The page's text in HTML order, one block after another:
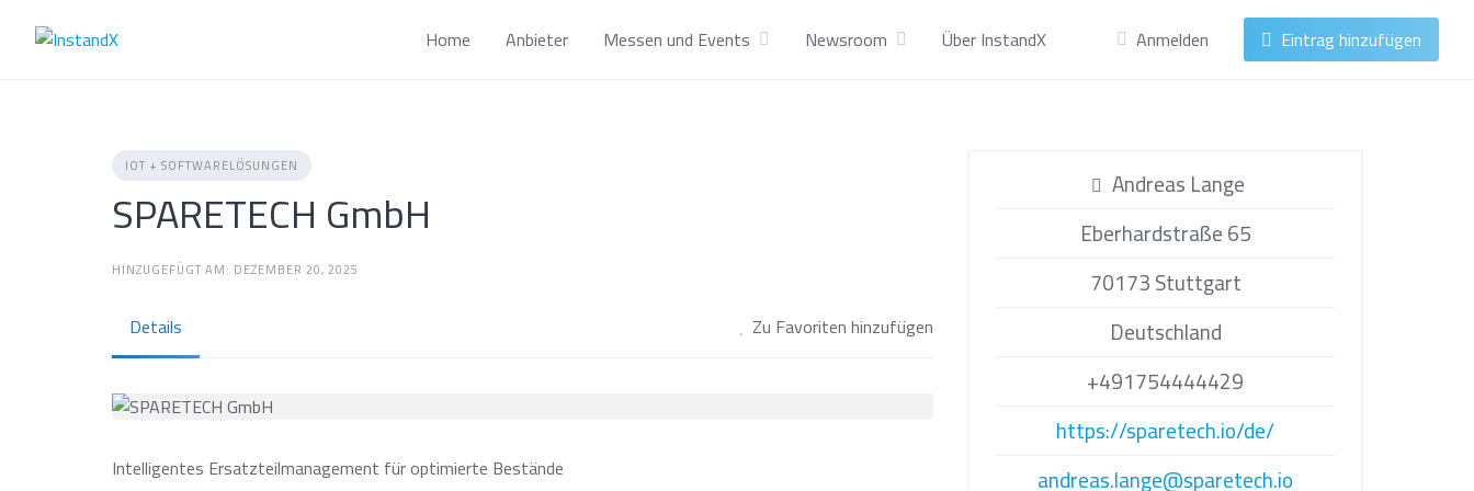
Home Anbieter Messen und Events Newsroom Über InstandX Anmelden Eintrag hinzufügen
IOT + SOFTWARELÖSUNGEN
SPARETECH GmbH
HINZUGEFÜGT AM: DEZEMBER 20, 2025
Details Zu Favoriten hinzufügen
Intelligentes Ersatzteilmanagement für optimierte Bestände
Andreas Lange
Eberhardstraße 65
70173 Stuttgart
Deutschland
+491754444429
https://sparetech.io/de/
andreas.lange@sparetech.io